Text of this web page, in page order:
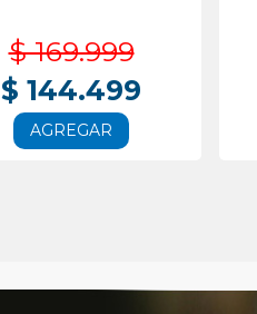
$ 169.999
$ 144.499
AGREGAR